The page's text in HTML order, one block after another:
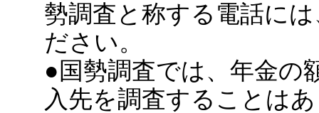
勢調査と称する電話に
ださい。
●国勢調査では、年金の
入先を調査することは